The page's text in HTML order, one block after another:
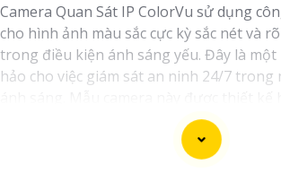
Camera Quan Sát IP ColorVu sử dụng
cho hình ảnh màu sắc cực kỳ sắc nét và
trong điều kiện ánh sáng yếu. Đây là
hảo cho việc giám sát an ninh 24/7
đặt và cài đặt, phù hợp với nhiều không
phòng, cửa hàng, gia đình, hay nhà kho.
IP ColorVu cung cấp khả năng quan sát